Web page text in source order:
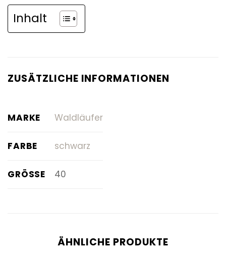
Inhalt
ZUSÄTZLICHE INFORMATIONEN
MARKE Waldläufer
FARBE schwarz
GRÖSSE 40
ÄHNLICHE PRODUKTE